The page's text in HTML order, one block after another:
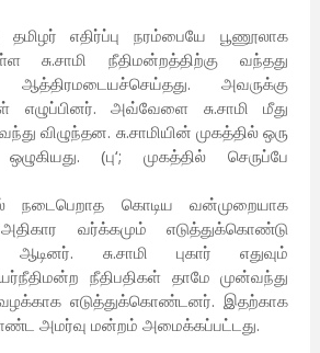
தமிழர் எதிர்ப்பு நரம்பையே பூணூலாக
சு.சாமி நீதிமன்றத்திற்கு வந்தது
ஆத்திரமடையச்செய்தது. அவருக்கு
எழுப்பினர். அவ்வேளை சு.சாமி மீது
விழுந்தன. சு.சாமியின் முகத்தில் ஒரு
(பு‘; முகத்தில் செருப்பே
நடைபெறாத கொடிய வன்முறையாக
வர்க்கமும் எடுத்துக்கொண்டு
சு.சாமி புகார் எதுவும்
நீதிபதிகள் தாமே முன்வந்து
எடுத்துக்கொண்டனர். இதற்காக
அமர்வு மன்றம் அமைக்கப்பட்டது.